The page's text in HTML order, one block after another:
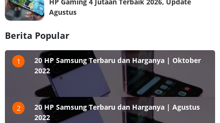
Agustus
Berita Popular
1
20 HP Samsung Terbaru dan Harganya | Oktober
2022
2
20 HP Samsung Terbaru dan Harganya | Agustus
2022